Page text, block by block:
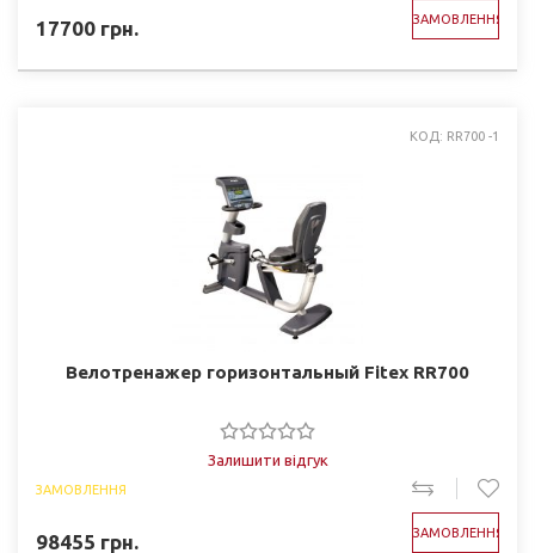
17700 грн. ЗАМОВЛЕННЯ
КОД: RR700 -1
Велотренажер горизонтальный Fitex RR700
Залишити відгук
ЗАМОВЛЕННЯ
98455 грн. ЗАМОВЛЕННЯ